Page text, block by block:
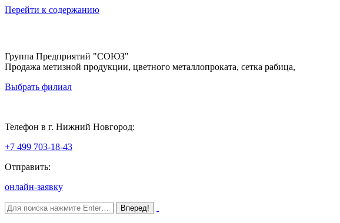
Перейти к содержанию
Группа Предприятий "СОЮЗ"
Продажа метизной продукции, цветного металлопроката, сетка рабица,
Выбрать филиал
Телефон в г. Нижний Новгород:
+7 499 703-18-43
Отправить:
онлайн-заявку